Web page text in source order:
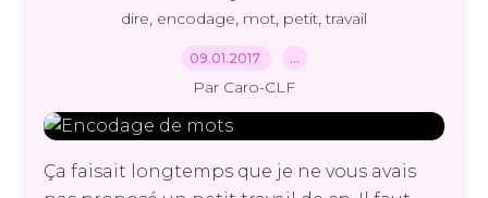
dire, encodage, mot, petit,travail
09.01.2017 …
Par Caro-CLF
Ça faisait longtemps que je ne vous avais